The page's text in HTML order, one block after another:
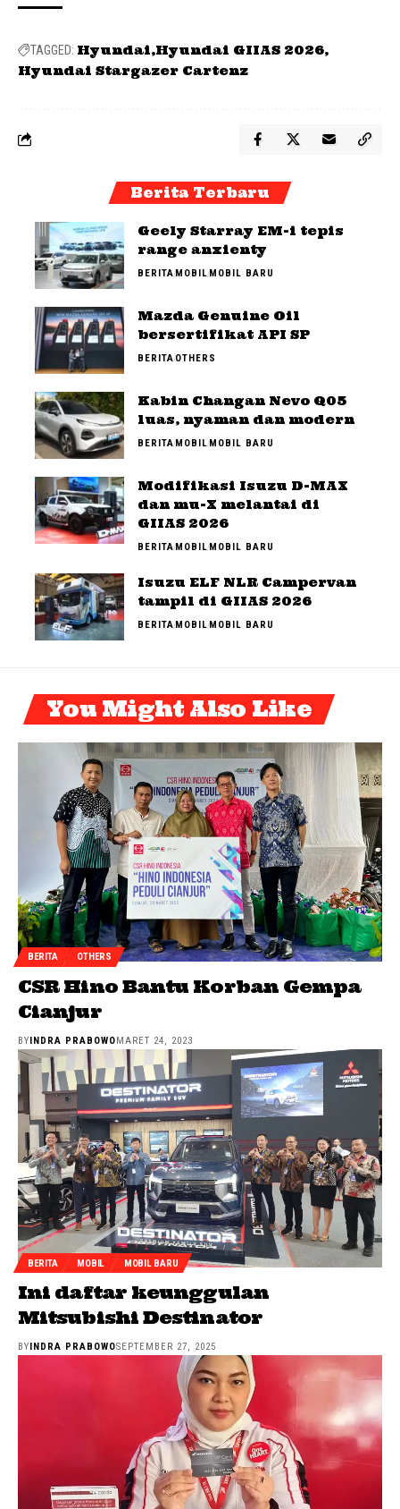
TAGGED: Hyundai Hyundai GIIAS 2026
Hyundai Stargazer Cartenz
Berita Terbaru
Geely Starray EM-i tepis
range anxienty
BERITAMOBILMOBIL BARU
Mazda Genuine Oil
bersertifikat API SP
BERITAOTHERS
Kabin Changan Nevo Q05
luas, nyaman dan modern
BERITAMOBILMOBIL BARU
Modifikasi Isuzu D-MAX
dan mu-X melantai di
GIIAS 2026
BERITAMOBILMOBIL BARU
Isuzu ELF NLR Campervan
tampil di GIIAS 2026
BERITAMOBILMOBIL BARU
You Might Also Like
BERITA OTHERS
CSR Hino Bantu Korban Gempa
Cianjur
BYINDRA PRABOWOMARET 24, 2023
BERITA MOBIL MOBIL BARU
Ini daftar keunggulan
Mitsubishi Destinator
BY INDRA PRABOWOSEPTEMBER 27, 2025